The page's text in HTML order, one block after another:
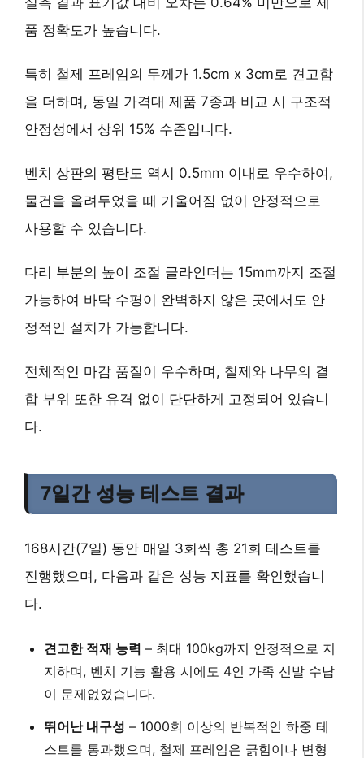
품 정확도가 높습니다.
특히 철제 프레임의 두께가 1.5cm x 3cm로 견고함
을 더하며, 동일 가격대 제품 7종과 비교 시 구조적
안정성에서 상위 15% 수준입니다.
벤치 상판의 평탄도 역시 0.5mm 이내로 우수하여,
물건을 올려두었을 때 기울어짐 없이 안정적으로
사용할 수 있습니다.
다리 부분의 높이 조절 글라인더는 15mm까지 조절
가능하여 바닥 수평이 완벽하지 않은 곳에서도 안
정적인 설치가 가능합니다.
전체적인 마감 품질이 우수하며, 철제와 나무의 결
합 부위 또한 유격 없이 단단하게 고정되어 있습니
다.
7일간 성능 테스트 결과
168시간(7일) 동안 매일 3회씩 총 21회 테스트를
진행했으며, 다음과 같은 성능 지표를 확인했습니
다.
견고한 적재 능력 – 최대 100kg까지 안정적으로 지
지하며, 벤치 기능 활용 시에도 4인 가족 신발 수납
이 문제없었습니다.
뛰어난 내구성 – 1000회 이상의 반복적인 하중 테
스트를 통과했으며, 철제 프레임은 긁힘이나 변형